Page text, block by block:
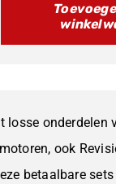
losse onderdelen
ook
betaalbare